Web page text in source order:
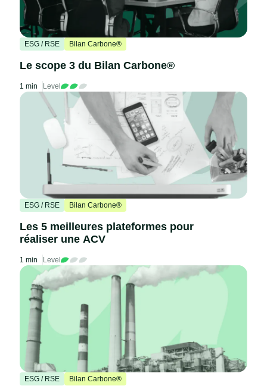
ESG / RSE Bilan Carbone®
Le scope 3 du Bilan Carbone®
1 min Level
ESG / RSE Bilan Carbone®
Les 5 meilleures plateformes pour
réaliser une ACV
1 min Level
ESG / RSE Bilan Carbone®